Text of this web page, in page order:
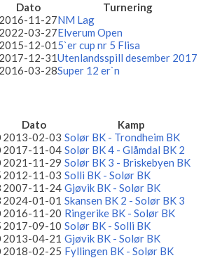
Dato
Turnering
2016-11-27NM Lag
2022-03-27Elverum Open
2015-12-015`er cup nr 5 Flisa
2017-12-31Utenlandsspill desember 2017
2016-03-28Super 12 er`n
Dato
Kamp
2013-02-03 Solør BK - Trondheim BK
2017-11-04 Solør BK 4 - Glåmdal BK 2
2021-11-29 Solør BK 3 - Briskebyen BK
2012-11-03 Solli BK - Solør BK
2007-11-24 Gjøvik BK - Solør BK
2024-01-01 Skansen BK 2 - Solør BK 3
2016-11-20 Ringerike BK - Solør BK
2017-09-10 Solør BK - Solli BK
2013-04-21 Gjøvik BK - Solør BK
2018-02-25 Fyllingen BK - Solør BK